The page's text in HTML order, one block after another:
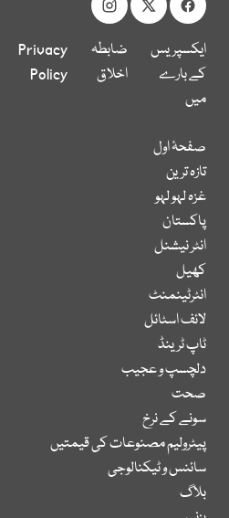
ایکسپریس
کے بارے
میں
ضابطہ
اخلاق
Privacy
Policy
صفحۂ اول
تازہ ترین
غزہ لہو لہو
پاکستان
انٹر نیشنل
کھیل
انٹرٹینمنٹ
لائف اسٹائل
ٹاپ ٹرینڈ
دلچسپ و عجیب
صحت
سونے کے نرخ
پیٹرولیم مصنوعات کی قیمتیں
سائنس و ٹیکنالوجی
بلاگ